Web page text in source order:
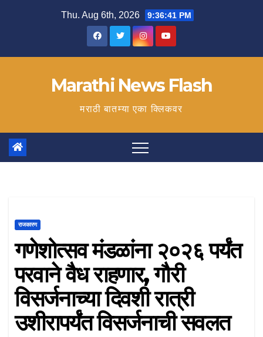
Thu. Aug 6th, 2026 9:36:42 PM
Marathi News Flash
मराठी बातम्या एका क्लिकवर
राजकारण
गणेशोत्सव मंडळांना २०२६ पर्यंत
परवाने वैध राहणार, गौरी
विसर्जनाच्या दिवशी रात्री
उशीरापर्यंत विसर्जनाची सवलत